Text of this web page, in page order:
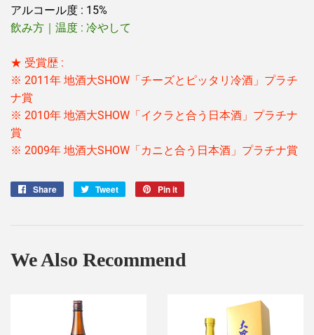
アルコール度 : 15%
飲み方｜温度 : 冷やして
★ 受賞歴 :
※ 2011年 地酒大SHOW「チーズとピッタリ冷酒」プラチ
ナ賞
※ 2010年 地酒大SHOW「イクラと合う日本酒」プラチナ
賞
※ 2009年 地酒大SHOW「カニと合う日本酒」プラチナ賞
Share
Share
Tweet
Tweet
Pin it
We Also Recommend